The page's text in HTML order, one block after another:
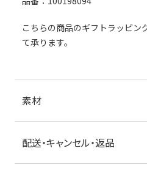
こちらの商品のギフトラッピン
て承ります。
素材
配送・キャンセル・返品